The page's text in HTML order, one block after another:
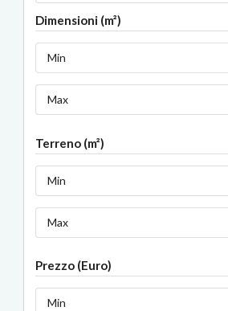
Dimensioni (m²)
Min
Max
Terreno (m²)
Min
Max
Prezzo (Euro)
Min